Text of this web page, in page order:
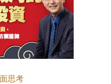
思考